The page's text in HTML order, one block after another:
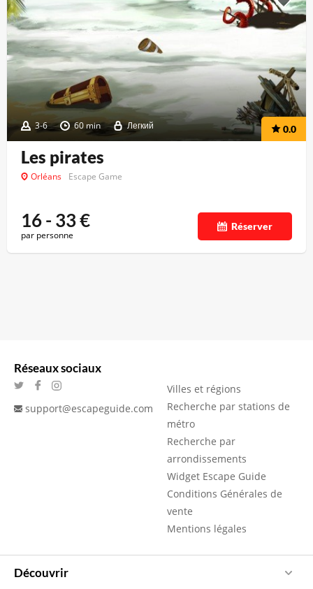
3-6 60 min Легкий 0.0
Les pirates
Orléans Escape Game
16 - 33€
par personne
Réserver
Réseaux sociaux
support@escapeguide.com
Villes et régions
Recherche par stations de
métro
Recherche par
arrondissements
Widget Escape Guide
Conditions Générales de
vente
Mentions légales
Découvrir